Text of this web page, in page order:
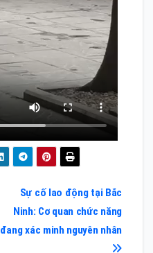
Sự cố lao động tại Bắc
Ninh: Cơ quan chức năng
đang xác minh nguyên nhân